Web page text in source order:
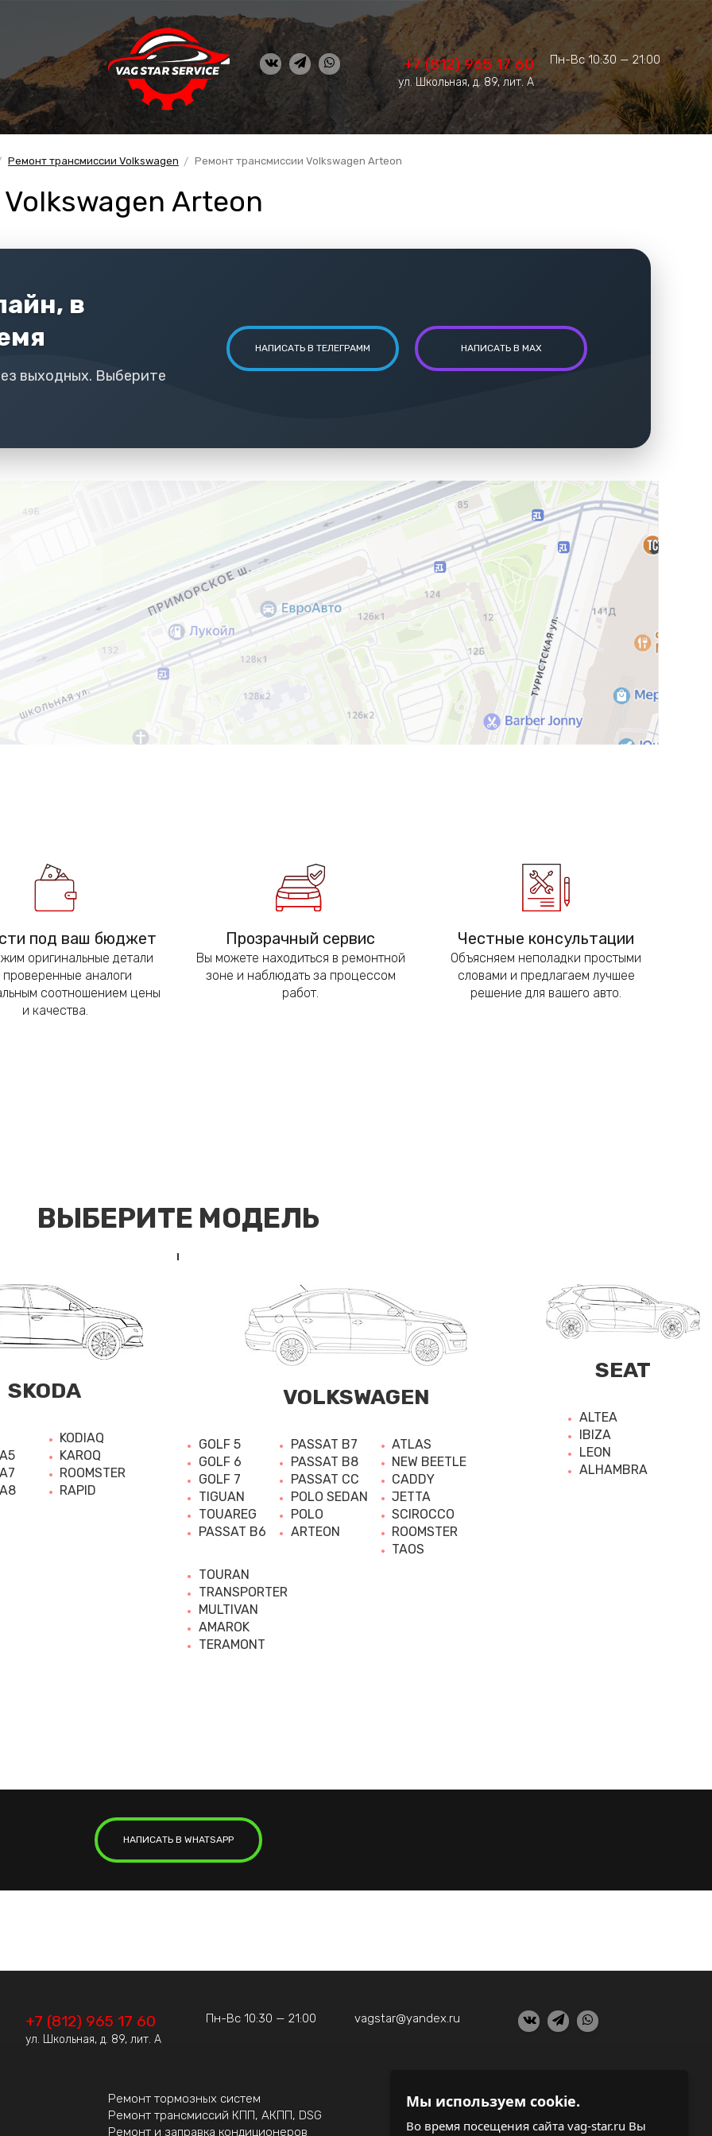
+7 (812) 965 17 60
ул. Школьная, д. 89, лит. А
Пн-Вс 10:30 — 21:00
Ремонт трансмиссии Volkswagen Ремонт трансмиссии Volkswagen Arteon
Arteon
в
выходных. Выберите
НАПИСАТЬ В ТЕЛЕГРАММ НАПИСАТЬ В MAX
под ваш бюджет
оригинальные детали
проверенные аналоги
соотношением цены
и качества.
Прозрачный сервис
Вы можете находиться в ремонтной
зоне и наблюдать за процессом
работ.
Честные консультации
Объясняем неполадки простыми
словами и предлагаем лучшее
решение для вашего авто.
ВЫБЕРИТЕ МОДЕЛЬ
SKODA
KODIAQ
KAROQ
ROOMSTER
RAPID
VOLKSWAGEN
GOLF 5
GOLF 6
GOLF 7
TIGUAN
TOUAREG
PASSAT B6
PASSAT B7
PASSAT B8
PASSAT CC
POLO SEDAN
POLO
ARTEON
ATLAS
NEW BEETLE
CADDY
JETTA
SCIROCCO
ROOMSTER
TAOS
TOURAN
TRANSPORTER
MULTIVAN
AMAROK
TERAMONT
SEAT
ALTEA
IBIZA
LEON
ALHAMBRA
НАПИСАТЬ В WHATSAPP
+7 (812) 965 17 60
ул. Школьная, д. 89, лит. А
Пн-Вс 10:30 — 21:00 vagstar@yandex.ru
Ремонт тормозных систем
Ремонт трансмиссий КПП, АКПП, DSG
Ремонт и заправка кондиционеров
Шиномонтаж и балансировка колес
Ремонт выхлопной системы
Мы используем cookie.
Во время посещения сайта vag-star.ru Вы